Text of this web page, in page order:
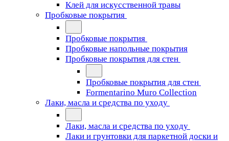
Клей для искусственной травы
Пробковые покрытия
Пробковые покрытия
Пробковые напольные покрытия
Пробковые покрытия для стен
Пробковые покрытия для стен
Formentarino Muro Collection
Лаки, масла и средства по уходу
Лаки, масла и средства по уходу
Лаки и грунтовки для паркетной доски и